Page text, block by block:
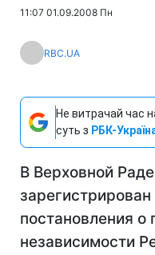
11:07 01.09.2008 Пн
RBC.UA
Не витрачай час
суть з РБК-
В Верховной
постановления о
независимости